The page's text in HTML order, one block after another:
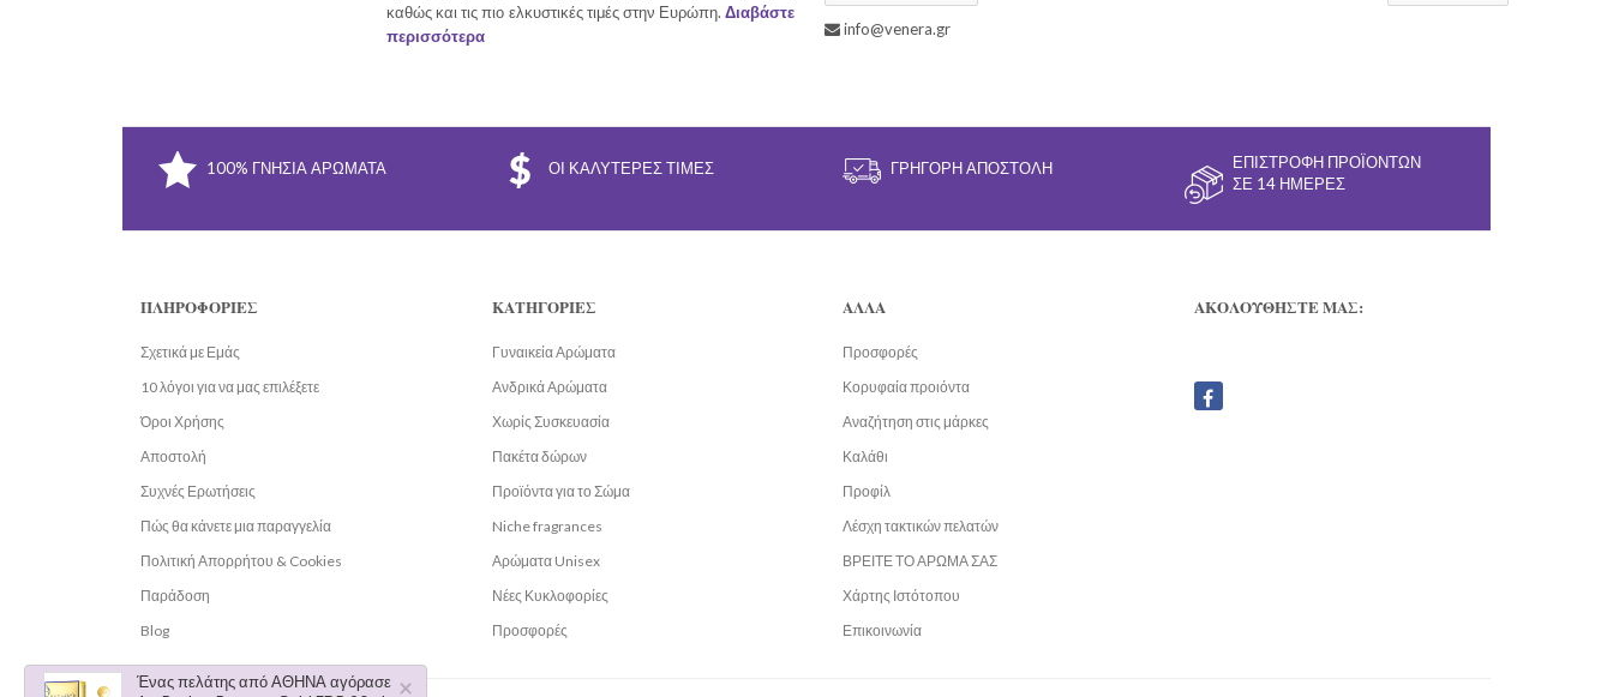
καθώς και τις πιο ελκυστικές τιμές στην Ευρώπη. Διαβάστε
περισσότερα
info@venera.gr
100% ΓΝΉΣΙΑ ΑΡΏΜΑΤΑ ΟΙ ΚΑΛΎΤΕΡΕΣ ΤΙΜΈΣ ΓΡΉΓΟΡΗ ΑΠΟΣΤΟΛΉ
ΕΠΙΣΤΡΟΦΉ ΠΡΟΪΌΝΤΩΝ
ΣΕ 14 ΗΜΈΡΕΣ
ΠΛΗΡΟΦΟΡΊΕΣ
Σχετικά με Εμάς
10 λόγοι για να μας επιλέξετε
Όροι Χρήσης
Αποστολή
Συχνές Ερωτήσεις
Πώς θα κάνετε μια παραγγελία
Πολιτική Απορρήτου & Cookies
Παράδοση
Blog
ΚΑΤΗΓΟΡΙΕΣ
Γυναικεία Αρώματα
Ανδρικά Αρώματα
Χωρίς Συσκευασία
Πακέτα δώρων
Προϊόντα για το Σώμα
Niche fragrances
Αρώματα Unisex
Νέες Κυκλοφορίες
Προσφορές
ΑΛΛΑ
Προσφορές
Κορυφαία προιόντα
Αναζήτηση στις μάρκες
Καλάθι
Προφίλ
Λέσχη τακτικών πελατών
ΒΡΕΙΤΕ ΤΟ ΑΡΩΜΑ ΣΑΣ
Χάρτης Ιστότοπου
Επικοινωνία
ΑΚΟΛΟΥΘΗΣΤΕ ΜΑΣ:
×
Ένας πελάτης από ΑΘΗΝΑ αγόρασε